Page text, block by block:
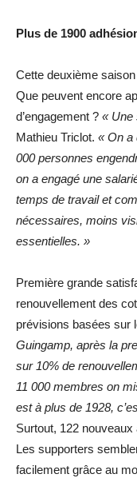
Plus de 1900
Cette deuxième
Que peuvent encore
d’engagement ? « Une
Mathieu Triclot. « On a
000 personnes
on a engagé une
temps de travail et
nécessaires, moins
essentielles. »
Première grande
renouvellement des
prévisions basées sur
Guingamp, après la
sur 10% de
11 000 membres on
est à plus de 1928,
Surtout, 122
Les supporters
facilement grâce au